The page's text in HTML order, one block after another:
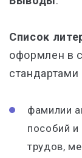
Список
оформлен в
стандартами
фамилии
пособий и
трудов,